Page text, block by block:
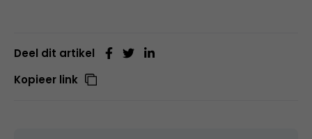
Deel dit artikel
Kopieer link